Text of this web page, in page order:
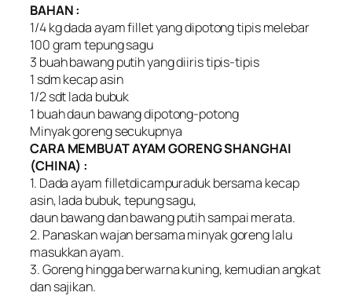
BAHAN :
1/4 kg dada ayam fillet yang dipotong tipis melebar
100 gram tepung sagu
3 buah bawang putih yang diiris tipis-tipis
1 sdm kecap asin
1/2 sdt lada bubuk
1 buah daun bawang dipotong-potong
Minyak goreng secukupnya
CARA MEMBUAT AYAM GORENG SHANGHAI
(CHINA) :
1. Dada ayam filletdicampuraduk bersama kecap
asin, lada bubuk, tepung sagu,
daun bawang dan bawang putih sampai merata.
2. Panaskan wajan bersama minyak goreng lalu
masukkan ayam.
3. Goreng hingga berwarna kuning, kemudian angkat
dan sajikan.